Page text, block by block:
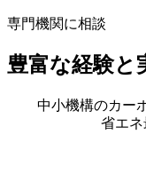
専門機関に相談
豊富な経験と
中小機構のカー
省エ